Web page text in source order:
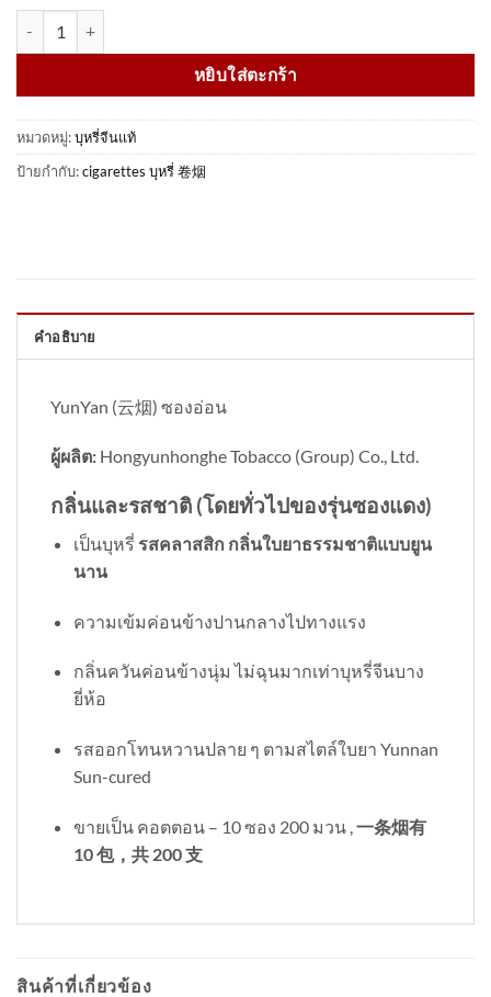
หยิบใส่ตะกร้า
หมวดหมู่:บุหรี่จีนแท้
ป้ายกำกับ:cigarettes บุหรี่ 卷烟
คำอธิบาย
YunYan (云烟) ซองอ่อน
ผู้ผลิต: Hongyunhonghe Tobacco (Group) Co., Ltd.
กลิ่นและรสชาติ (โดยทั่วไปของรุ่นซองแดง)
เป็นบุหรี่ รสคลาสสิก กลิ่นใบยาธรรมชาติแบบยูน
นาน
ความเข้มค่อนข้างปานกลางไปทางแรง
กลิ่นควันค่อนข้างนุ่ม ไม่ฉุนมากเท่าบุหรี่จีนบาง
ยี่ห้อ
รสออกโทนหวานปลาย ๆ ตามสไตล์ใบยา Yunnan
Sun-cured
ขายเป็น คอตตอน – 10 ซอง 200 มวน ,一条烟有
10 包，共 200 支
สินค้าที่เกี่ยวข้อง